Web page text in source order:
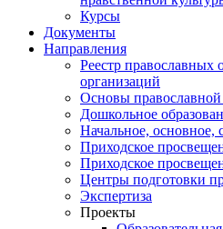
Курсы
Документы
Направления
Реестр православных
организаций
Основы
Дошкольное
Начальное, основное,
Приходское
Приходское
Центры подготовки
Экспертиза
Проекты